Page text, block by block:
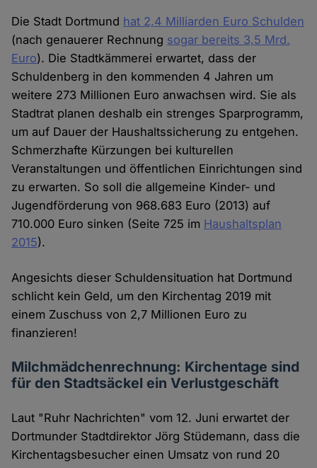
Die Stadt Dortmund hat 2,4 Milliarden Euro Schulden
(nach genauerer Rechnung sogar bereits 3,5 Mrd.
Euro). Die Stadtkämmerei erwartet, dass der
Schuldenberg in den kommenden 4 Jahren um
weitere 273 Millionen Euro anwachsen wird. Sie als
Stadtrat planen deshalb ein strenges Sparprogramm,
um auf Dauer der Haushaltssicherung zu entgehen.
Schmerzhafte Kürzungen bei kulturellen
Veranstaltungen und öffentlichen Einrichtungen sind
zu erwarten. So soll die allgemeine Kinder- und
Jugendförderung von 968.683 Euro (2013) auf
710.000 Euro sinken (Seite 725 im Haushaltsplan
2015).
Angesichts dieser Schuldensituation hat Dortmund
schlicht kein Geld, um den Kirchentag 2019 mit
einem Zuschuss von 2,7 Millionen Euro zu
finanzieren!
Milchmädchenrechnung: Kirchentage sind
für den Stadtsäckel ein Verlustgeschäft
Laut "Ruhr Nachrichten" vom 12. Juni erwartet der
Dortmunder Stadtdirektor Jörg Stüdemann, dass die
Kirchentagsbesucher einen Umsatz von rund 20